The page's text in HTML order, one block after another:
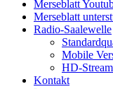
Merseblatt
Merseblatt
Radio-Saalewelle
Mobile
HD-
Kontakt